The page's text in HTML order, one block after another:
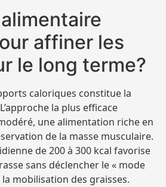
affiner les
le long terme?
caloriques constitue la
la plus efficace
une alimentation riche en
de la masse musculaire.
de 200 à 300 kcal favorise
sans déclencher le « mode
mobilisation des graisses.